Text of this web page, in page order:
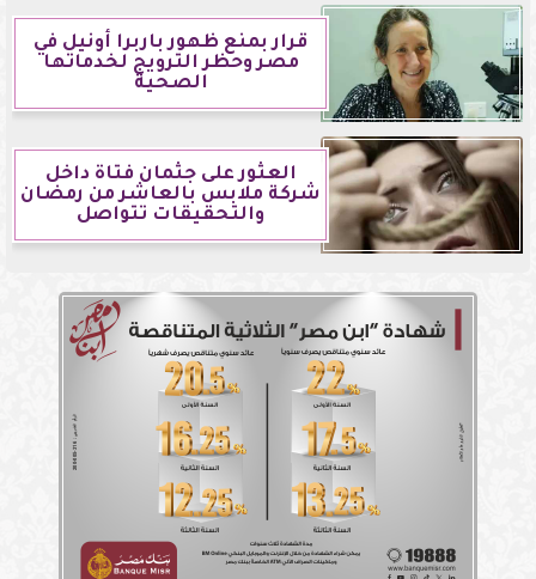
قرار بمنع ظهور باربرا أونيل في
مصر وحظر الترويج لخدماتها
الصحية
العثور على جثمان فتاة داخل
شركة ملابس بالعاشر من رمضان
والتحقيقات تتواصل